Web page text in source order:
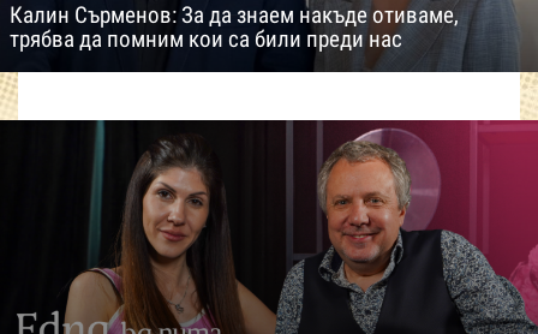
Калин Сърменов: За да знаем накъде отиваме,
трябва да помним кои са били преди нас